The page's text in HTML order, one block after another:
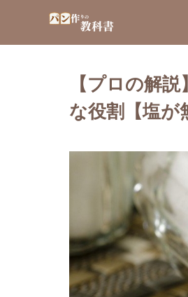
【プロの解
な役割【塩が